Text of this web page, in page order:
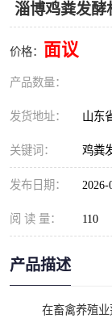
淄博鸡粪发酵
价格： 面议
产品数量：
发货地址： 山东
关键词： 鸡粪
发布日期： 2026-
阅 读 量： 110
产品描述
在畜禽养殖